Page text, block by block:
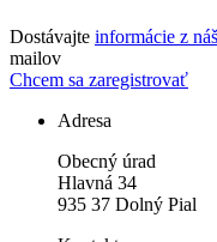
Dostávajte informácie z
mailov
Chcem sa zaregistrovať
Adresa
Obecný úrad
Hlavná 34
935 37 Dolný Pial